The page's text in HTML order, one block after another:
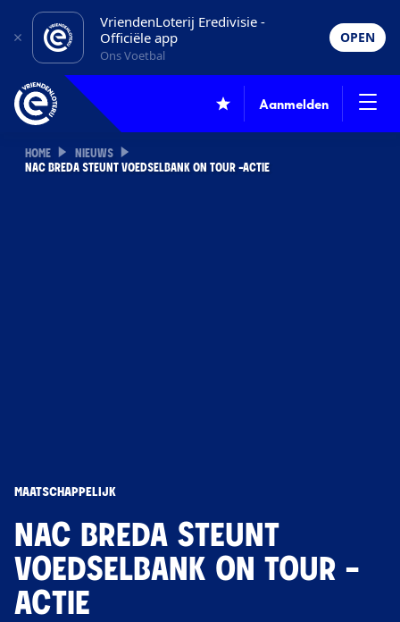
VriendenLoterij Eredivisie -
Officiële app
Ons Voetbal
OPEN
Aanmelden
HOME
NIEUWS
NAC BREDA STEUNT VOEDSELBANK ON TOUR -ACTIE
MAATSCHAPPELIJK
NAC BREDA STEUNT
VOEDSELBANK ON TOUR -
ACTIE